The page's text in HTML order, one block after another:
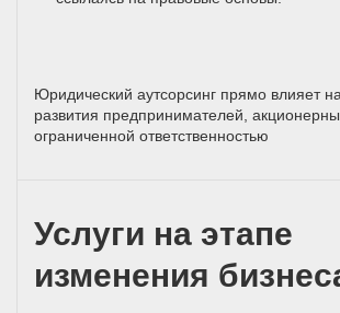
Юридический аутсорсинг прямо влияет
развития предпринимателей,
ограниченной ответственностью
Услуги на этапе
изменения